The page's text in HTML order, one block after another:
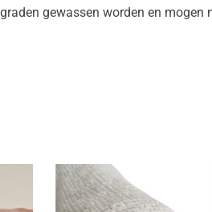
gewassen worden en mogen